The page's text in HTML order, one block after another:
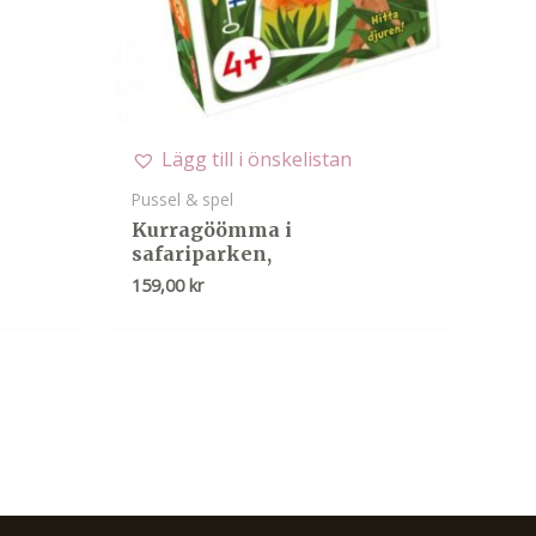
Lägg till i önskelistan
Pussel & spel
Kurragöömma i
safariparken,
159,00 kr